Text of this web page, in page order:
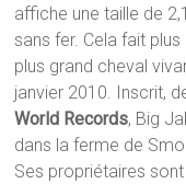
affiche une taille de
sans fer. Cela fait
plus grand cheval
janvier 2010. Inscrit,
World Records, Big
dans la ferme de
Ses propriétaires